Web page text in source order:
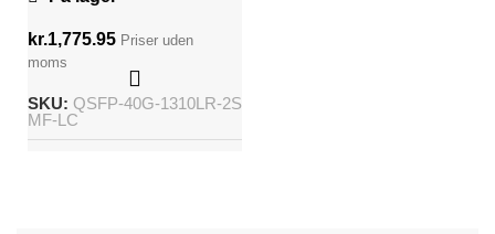
kr.1,775.95 Priser uden
moms
SKU: QSFP-40G-1310LR-2S
MF-LC